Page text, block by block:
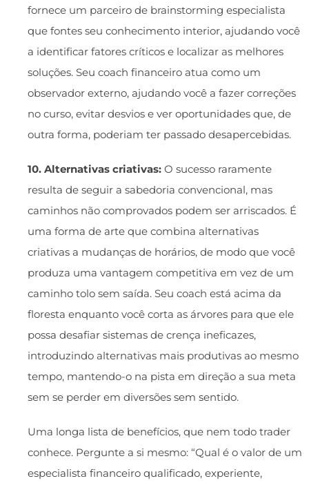
fornece um parceiro de brainstorming especialista
que fontes seu conhecimento interior, ajudando você
a identificar fatores críticos e localizar as melhores
soluções. Seu coach financeiro atua como um
observador externo, ajudando você a fazer correções
no curso, evitar desvios e ver oportunidades que, de
outra forma, poderiam ter passado desapercebidas.
10. Alternativas criativas: O sucesso raramente
resulta de seguir a sabedoria convencional, mas
caminhos não comprovados podem ser arriscados. É
uma forma de arte que combina alternativas
criativas a mudanças de horários, de modo que você
produza uma vantagem competitiva em vez de um
caminho tolo sem saída. Seu coach está acima da
floresta enquanto você corta as árvores para que ele
possa desafiar sistemas de crença ineficazes,
introduzindo alternativas mais produtivas ao mesmo
tempo, mantendo-o na pista em direção a sua meta
sem se perder em diversões sem sentido.
Uma longa lista de benefícios, que nem todo trader
conhece. Pergunte a si mesmo: “Qual é o valor de um
especialista financeiro qualificado, experiente,